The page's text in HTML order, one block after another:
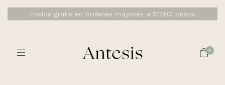
Envíos gratis en órdenes mayores a $1200 pesos
0